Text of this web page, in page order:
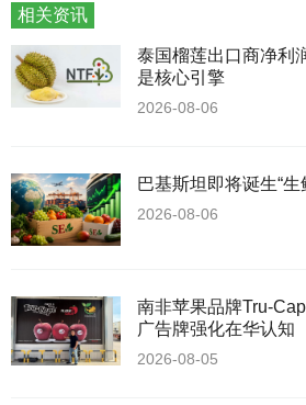
相关资讯
泰国榴莲出口商净利
是核心引擎
2026-08-06
巴基斯坦即将诞生“
2026-08-06
南非苹果品牌Tru-
广告牌强化在华认知
2026-08-05